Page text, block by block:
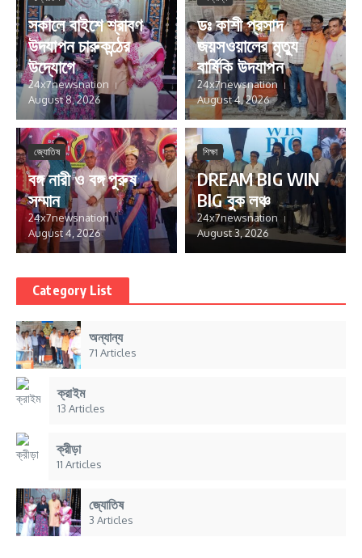
সকালে বাইশে শ্রাবণ
উদযাপন চারুকন্ঠের
উদ্যোগে
24x7newsnation
August 8, 2026
ডঃ কাশী প্রসাদ
জয়সওয়ালের মৃত্যু
বার্ষিকি উদযাপন
24x7newsnation
August 4, 2026
জ্যোতিষ
বঙ্গ নারী ও বঙ্গ পুরুষ
সম্মান
24x7newsnation
August 4, 2026
শিক্ষা
DREAM BIG WIN
BIG বুক লঞ্চ
24x7newsnation
August 3, 2026
Category List
অন্যান্য
71 Articles
ক্রাইম
13 Articles
ক্রীড়া
11 Articles
জ্যোতিষ
3 Articles